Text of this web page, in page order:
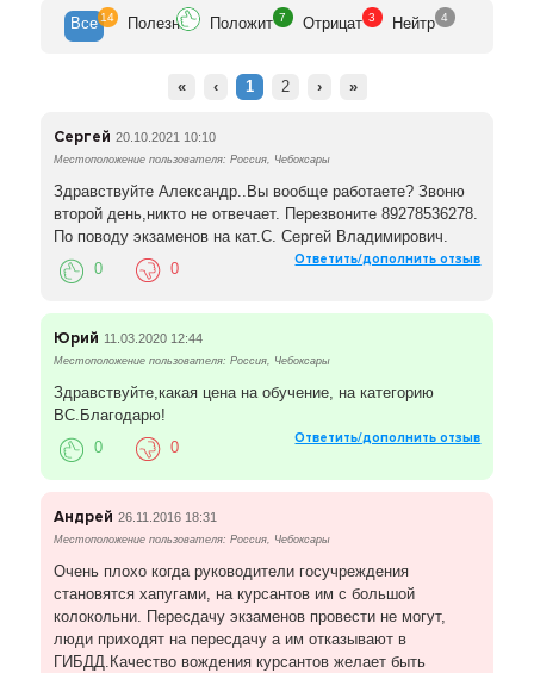
Все 14 Полезн Положит 7 Отрицат 3 Нейтр 4
« ‹ 1 2 › »
Сергей 20.10.2021 10:10
Местоположение пользователя: Россия, Чебоксары
Здравствуйте Александр..Вы вообще работаете? Звоню
второй день,никто не отвечает. Перезвоните 89278536278.
По поводу экзаменов на кат.С. Сергей Владимирович.
Ответить/дополнить отзыв
0 0
Юрий 11.03.2020 12:44
Местоположение пользователя: Россия, Чебоксары
Здравствуйте,какая цена на обучение, на категорию
ВС.Благодарю!
Ответить/дополнить отзыв
0 0
Андрей 26.11.2016 18:31
Местоположение пользователя: Россия, Чебоксары
Очень плохо когда руководители госучреждения
становятся хапугами, на курсантов им с большой
колокольни. Пересдачу экзаменов провести не могут,
люди приходят на пересдачу а им отказывают в
ГИБДД.Качество вождения курсантов желает быть